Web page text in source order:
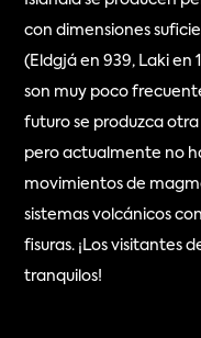
con dimensiones
(Eldgjá en 939, Laki en
son muy poco
futuro se produzca
pero actualmente no
movimientos de
sistemas volcánicos
fisuras. ¡Los visitantes
tranquilos!